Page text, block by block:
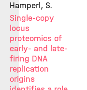
Hamperl, S.
Single-copy
locus
proteomics of
early- and late-
firing DNA
replication
origins